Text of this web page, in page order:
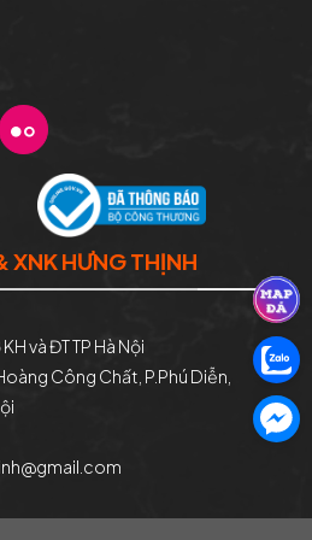
XNK HƯNG THỊNH
và ĐT TP Hà Nội
Công Chất, P.Phú Diễn,